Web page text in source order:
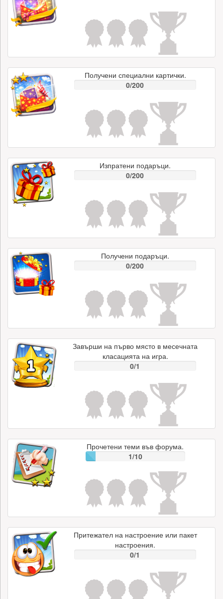
Получени специални картички.
0/200
Изпратени подаръци.
0/200
Получени подаръци.
0/200
Завърши на първо място в месечната
класацията на игра.
0/1
Прочетени теми във форума.
1/10
Притежател на настроение или пакет
настроения.
0/1